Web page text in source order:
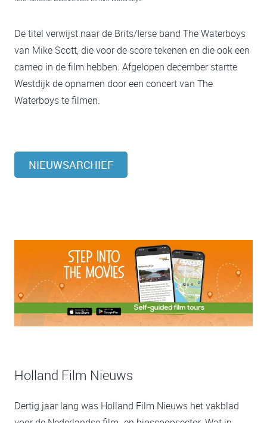
De titel verwijst naar de Brits/Ierse band The Waterboys
van Mike Scott, die voor de score tekenen en die ook een
cameo in de film hebben. Afgelopen december startte
Westdijk de opnamen door een concert van The
Waterboys te filmen.
NIEUWSARCHIEF
Holland Film Nieuws
Dertig jaar lang was Holland Film Nieuws het vakblad